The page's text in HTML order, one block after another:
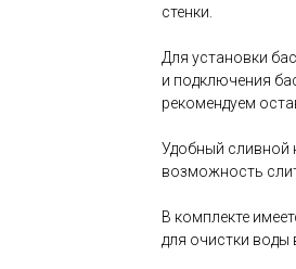
стенки.
Для установки
и подключения
рекомендуем
Удобный сливной
возможность
В комплекте
для очистки воды